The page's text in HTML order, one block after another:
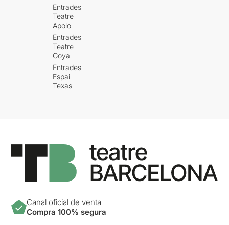
Entrades
Teatre
Apolo
Entrades
Teatre
Goya
Entrades
Espai
Texas
Canal oficial de venta
Compra 100% segura